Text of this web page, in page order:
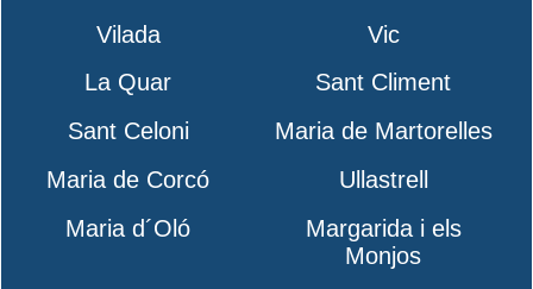
Vilada
Vic
La Quar
Sant Climent
Sant Celoni
Maria de Martorelles
Maria de Corcó
Ullastrell
Maria d´Oló
Margarida i els
Monjos